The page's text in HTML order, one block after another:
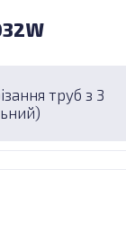
труб з 3